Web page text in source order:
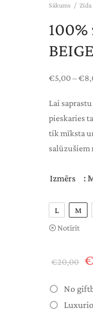
Sākums /
100%
BEIGE
€5,00–€
Lai
pieskaries
tik mīksta
salūzušiem
Izmērs :
L M
Notīrīt
€20,00
was:
€
No